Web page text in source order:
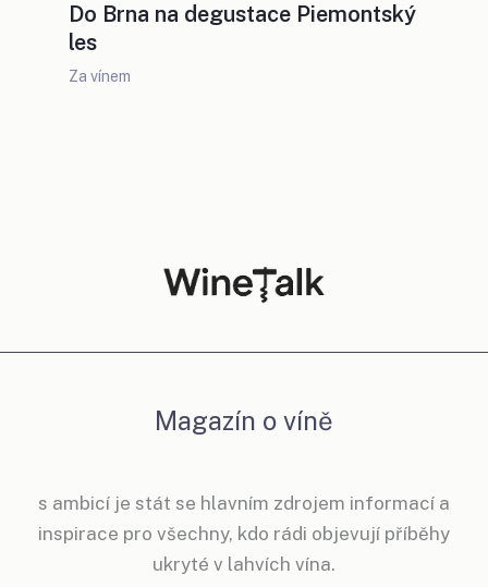
Do Brna na degustace Piemontský
les
Za vínem
Magazín o víně
s ambicí je stát se hlavním zdrojem informací a
inspirace pro všechny, kdo rádi objevují příběhy
ukryté v lahvích vína.